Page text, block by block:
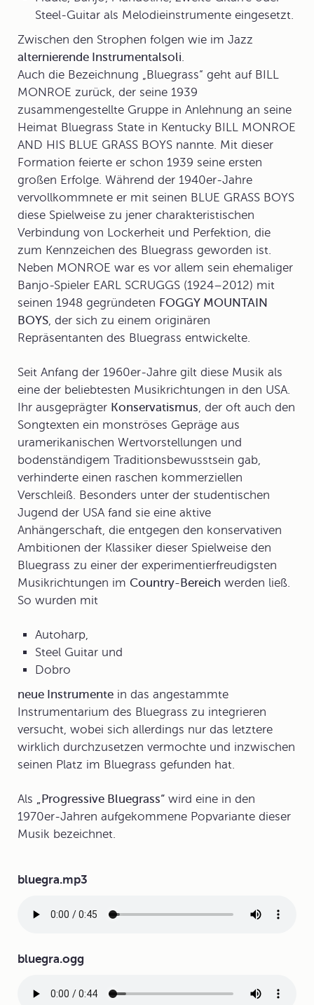
Steel-Guitar als Melodieinstrumente eingesetzt.
Zwischen den Strophen folgen wie im Jazz
alternierende Instrumentalsoli.
Auch die Bezeichnung „Bluegrass“ geht auf BILL
MONROE zurück, der seine 1939
zusammengestellte Gruppe in Anlehnung an seine
Heimat Bluegrass State in Kentucky BILL MONROE
AND HIS BLUE GRASS BOYS nannte. Mit dieser
Formation feierte er schon 1939 seine ersten
großen Erfolge. Während der 1940er-Jahre
vervollkommnete er mit seinen BLUE GRASS BOYS
diese Spielweise zu jener charakteristischen
Verbindung von Lockerheit und Perfektion, die
zum Kennzeichen des Bluegrass geworden ist.
Neben MONROE war es vor allem sein ehemaliger
Banjo-Spieler EARL SCRUGGS (1924–2012) mit
seinen 1948 gegründeten FOGGY MOUNTAIN
BOYS, der sich zu einem originären
Repräsentanten des Bluegrass entwickelte.
Seit Anfang der 1960er-Jahre gilt diese Musik als
eine der beliebtesten Musikrichtungen in den USA.
Ihr ausgeprägter Konservatismus, der oft auch den
Songtexten ein monströses Gepräge aus
uramerikanischen Wertvorstellungen und
bodenständigem Traditionsbewusstsein gab,
verhinderte einen raschen kommerziellen
Verschleiß. Besonders unter der studentischen
Jugend der USA fand sie eine aktive
Anhängerschaft, die entgegen den konservativen
Ambitionen der Klassiker dieser Spielweise den
Bluegrass zu einer der experimentierfreudigsten
Musikrichtungen im Country-Bereich werden ließ.
So wurden mit
Autoharp,
Steel Guitar und
Dobro
neue Instrumente in das angestammte
Instrumentarium des Bluegrass zu integrieren
versucht, wobei sich allerdings nur das letztere
wirklich durchzusetzen vermochte und inzwischen
seinen Platz im Bluegrass gefunden hat.
Als „Progressive Bluegrass“ wird eine in den
1970er-Jahren aufgekommene Popvariante dieser
Musik bezeichnet.
bluegra.mp3
Audiodatei
bluegra.ogg
Audiodatei